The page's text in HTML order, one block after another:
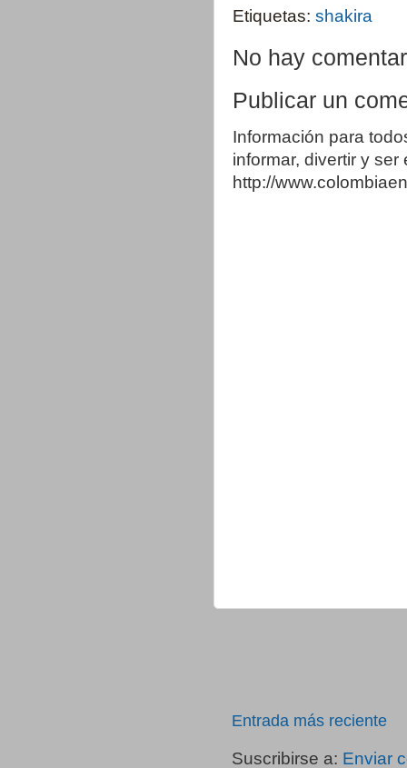
Etiquetas: shakira
No hay
Publicar un
Información para
informar, divertir y
http://
Entrada más reciente
Suscribirse a: Enviar